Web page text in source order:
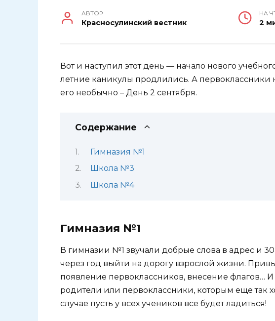
АВТОР
Красносулинский вестник
НА
2
Вот и наступил этот день — начало нового
летние каникулы продлились. А первоклассники
его необычно – День 2 сентября.
Содержание
Гимназия №1
Школа №3
Школа №4
Гимназия №1
В гимназии №1 звучали добрые слова в адрес и 30
через год выйти на дорогу взрослой жизни.
появление первоклассников, внесение флагов… И
родители или первоклассники, которым еще так
случае пусть у всех учеников все будет ладиться!